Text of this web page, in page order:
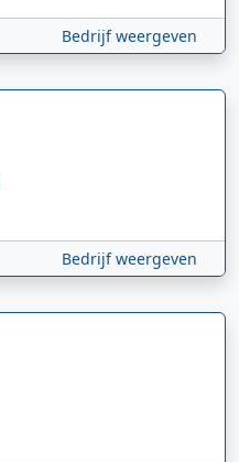
Bedrijf weergeven
Bedrijf weergeven